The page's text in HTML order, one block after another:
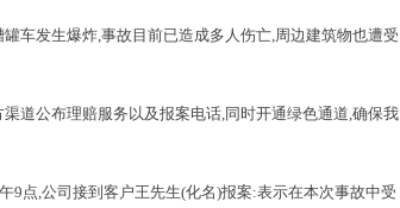
车发生爆炸,事故目前已造成多人伤亡,周边建筑物也遭受
道公布理赔服务以及报案电话,同时开通绿色通道,确保我
9点,公司接到客户王先生(化名)报案:表示在本次事故中受